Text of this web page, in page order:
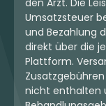
den Arzt. Die
Umsatzsteuer
und Bezahlung
direkt über die
Plattform.
nicht enthalten